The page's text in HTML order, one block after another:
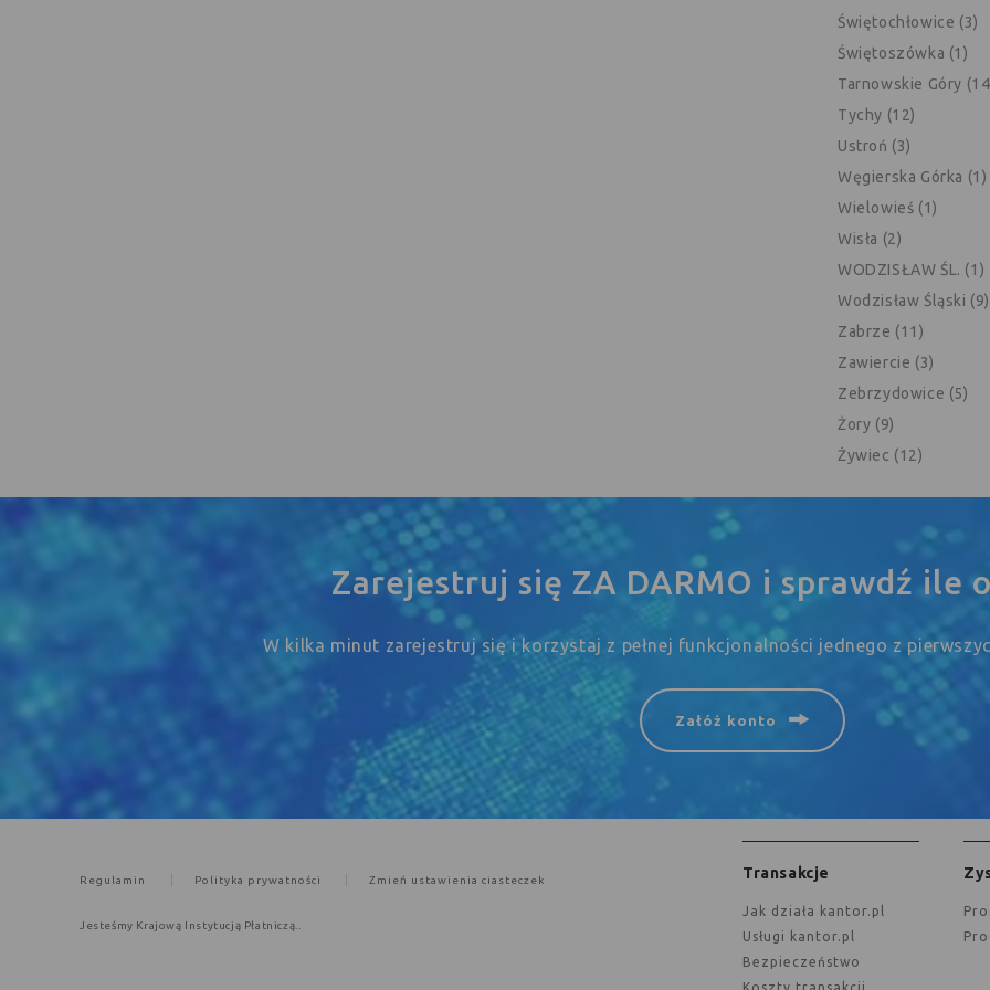
Świętochłowice (3)
Świętoszówka (1)
Tarnowskie Góry
Tychy (12)
Ustroń (3)
Węgierska Górka (1)
Wielowieś (1)
Wisła (2)
WODZISŁAW ŚL. (1)
Wodzisław Śląski (9)
Zabrze (11)
Zawiercie (3)
Zebrzydowice (5)
Żory (9)
Żywiec (12)
Zarejestruj się ZA DARMO i sprawdź ile
W kilka minut zarejestruj się i korzystaj z pełnej funkcjonalności jednego z
Załóż konto
Regulamin Polityka prywatności Zmień ustawienia ciasteczek
Jesteśmy Krajową Instytucją Płatniczą..
Transakcje
jak działa kantor.pl
Usługi kantor.pl
Bezpieczeństwo